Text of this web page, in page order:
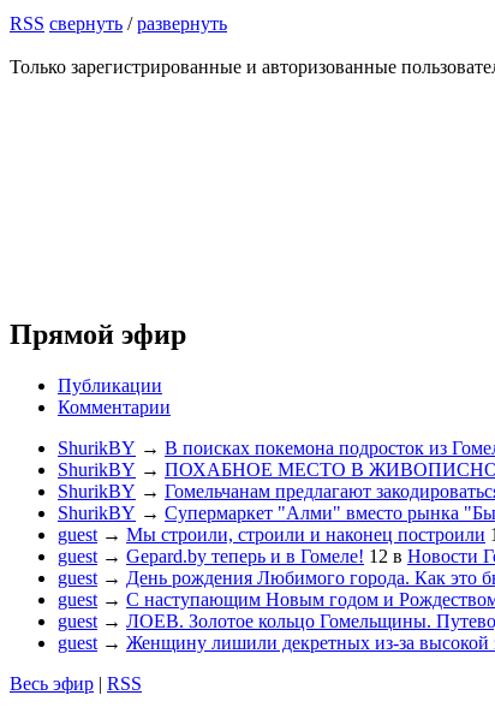
RSS свернуть /развернуть
Только зарегистрированные и авторизованные
Прямой эфир
Публикации
Комментарии
ShurikBY → В поисках покемона подросток из
ShurikBY → ПОХАБНОЕ МЕСТО В
ShurikBY → Гомельчанам предлагают
ShurikBY → Супермаркет "Алми" вместо рынка
guest → Мы строили, строили и наконец построили 1
guest → Gepard.by теперь и в Гомеле! 12 в Новости
guest → День рождения Любимого города. Как это
guest → С наступающим Новым годом и
guest → ЛОЕВ. Золотое кольцо Гомельщины.
guest → Женщину лишили декретных из-за высокой
Весь эфир | RSS